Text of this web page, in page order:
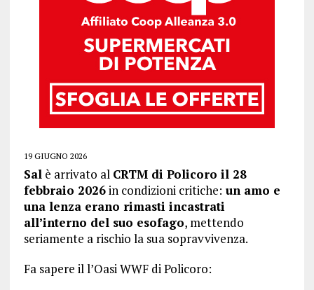
19 GIUGNO 2026
Salè arrivato al CRTM di Policoro il 28
febbraio 2026in condizioni critiche: un amo e
una lenza erano rimasti incastrati
all’interno del suo esofago, mettendo
seriamente a rischio la sua sopravvivenza.
Fa sapere il l’Oasi WWF di Policoro: